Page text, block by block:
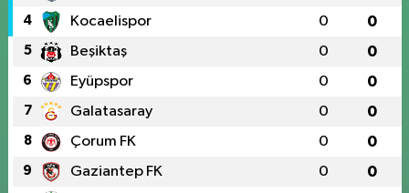
4 Kocaelispor 0 0
5 Beşiktaş 0 0
6 Eyüpspor 0 0
7 Galatasaray 0 0
8 Çorum FK 0 0
9 Gaziantep FK 0 0